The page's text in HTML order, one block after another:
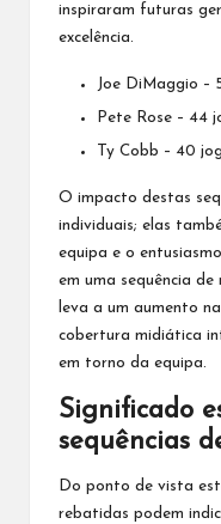
inspiraram futuras
excelência.
Joe DiMaggio –
Pete Rose – 44
Ty Cobb – 40
O impacto destas
individuais; elas
equipa e o
em uma sequência
leva a um aumento
cobertura midiática
em torno da equipa.
Significado
sequências
Do ponto de vista
rebatidas podem